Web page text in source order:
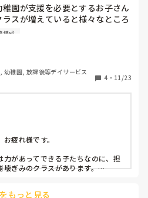
園が支援を必要とするお子さん
スが増えていると様々なところ
前に勤務していた園からも、崩
たちがヤバいと時々相談受けま
グループ分けをして、グループで
クラスにもどる。
業所を立ち上げているところも
ならいいのですが、
運営をしていくうえで、どのよ
構成
稚園, 放課後等デイサービス
4 ・ 11/23
疲れ様です。
力があってできる子たちなのに、担
壊ぎみのクラスがあります。
もっと見る